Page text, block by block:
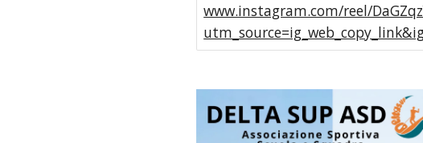
www.instagram.com/reel/